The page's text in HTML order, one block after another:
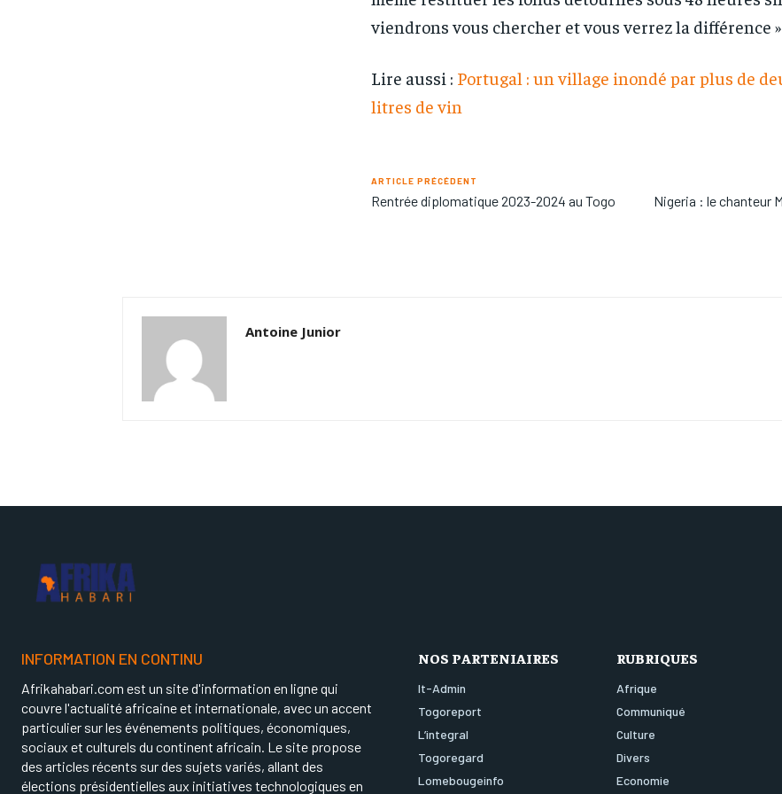
viendrons vous chercher et vous verrez la différence
Lire aussi : Portugal : un village inondé par plus de
litres de vin
ARTICLE PRÉCÉDENT
Rentrée diplomatique 2023-2024 au Togo
Nigeria : le chanteur
Antoine Junior
INFORMATION EN CONTINU
Afrikahabari.com est un site d'information en ligne qui
couvre l'actualité africaine et internationale, avec un accent
particulier sur les événements politiques, économiques,
sociaux et culturels du continent africain. Le site propose
des articles récents sur des sujets variés, allant des
élections présidentielles aux initiatives technologiques en
NOS PARTENIAIRES
It-Admin
Togoreport
L’integral
Togoregard
Lomebougeinfo
RUBRIQUES
Afrique
Communiqué
Culture
Divers
Economie